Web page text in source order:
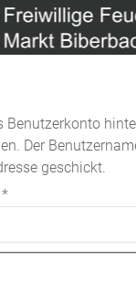
Benutzerkonto
Der
geschickt.
*